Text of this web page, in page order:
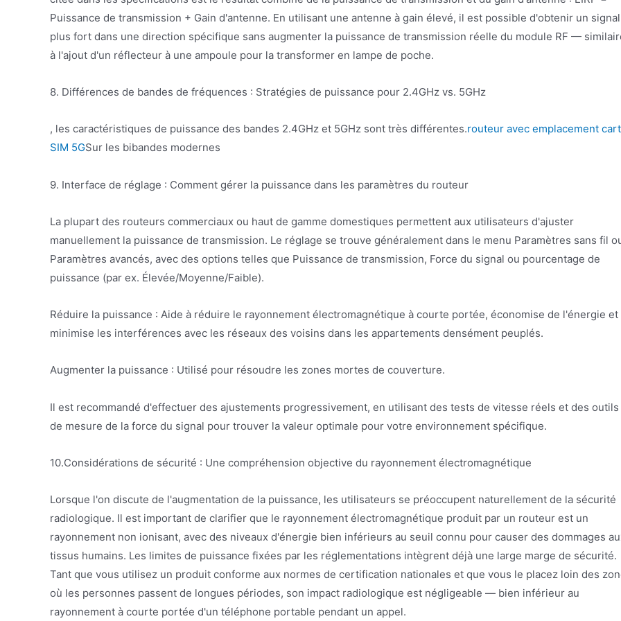
Puissance de transmission + Gain d'antenne. En utilisant une antenne à gain élevé, il est possible d'obtenir un signal
plus fort dans une direction spécifique sans augmenter la puissance de transmission réelle du module RF —
à l'ajout d'un réflecteur à une ampoule pour la transformer en lampe de poche.
8. Différences de bandes de fréquences : Stratégies de puissance pour 2.4GHz vs. 5GHz
, les caractéristiques de puissance des bandes 2.4GHz et 5GHz sont très différentes.routeur avec emplacement
SIM 5GSur les bibandes modernes
9. Interface de réglage : Comment gérer la puissance dans les paramètres du routeur
La plupart des routeurs commerciaux ou haut de gamme domestiques permettent aux utilisateurs d'ajuster
manuellement la puissance de transmission. Le réglage se trouve généralement dans le menu Paramètres sans fil
Paramètres avancés, avec des options telles que Puissance de transmission, Force du signal ou pourcentage de
puissance (par ex. Élevée/Moyenne/Faible).
Réduire la puissance : Aide à réduire le rayonnement électromagnétique à courte portée, économise de l'énergie et
minimise les interférences avec les réseaux des voisins dans les appartements densément peuplés.
Augmenter la puissance : Utilisé pour résoudre les zones mortes de couverture.
Il est recommandé d'effectuer des ajustements progressivement, en utilisant des tests de vitesse réels et des outils
de mesure de la force du signal pour trouver la valeur optimale pour votre environnement spécifique.
10.Considérations de sécurité : Une compréhension objective du rayonnement électromagnétique
Lorsque l'on discute de l'augmentation de la puissance, les utilisateurs se préoccupent naturellement de la sécurité
radiologique. Il est important de clarifier que le rayonnement électromagnétique produit par un routeur est un
rayonnement non ionisant, avec des niveaux d'énergie bien inférieurs au seuil connu pour causer des dommages
tissus humains. Les limites de puissance fixées par les réglementations intègrent déjà une large marge de sécurité.
Tant que vous utilisez un produit conforme aux normes de certification nationales et que vous le placez loin des
où les personnes passent de longues périodes, son impact radiologique est négligeable — bien inférieur au
rayonnement à courte portée d'un téléphone portable pendant un appel.